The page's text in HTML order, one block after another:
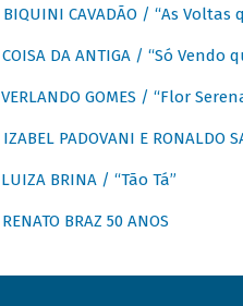
BIQUINI CAVADÃO / “As Voltas
COISA DA ANTIGA / “Só
VERLANDO GOMES / “Flor
IZABEL PADOVANI E RONALDO
LUIZA BRINA / “Tão Tá”
RENATO BRAZ 50 ANOS